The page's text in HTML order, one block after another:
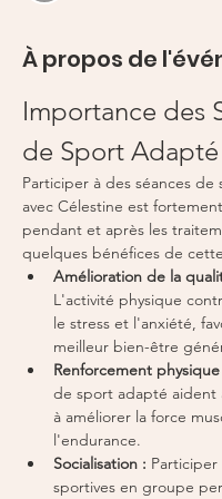
À propos de
Importance des
de Sport Adapté
Participer à des séances
avec Célestine est
pendant et après les
quelques bénéfices de
Amélioration de la
L'activité physique
le stress et l'anxiété,
meilleur bien-être
Renforcement physique
de sport adapté aident
à améliorer la force
l'endurance.
Socialisation : Participer
sportives en groupe